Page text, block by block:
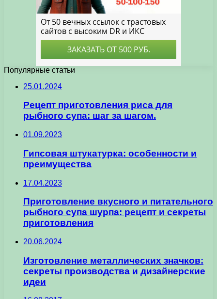
Популярные статьи
25.01.2024
Рецепт приготовления риса для
рыбного супа: шаг за шагом.
01.09.2023
Гипсовая штукатурка: особенности и
преимущества
17.04.2023
Приготовление вкусного и питательного
рыбного супа шурпа: рецепт и секреты
приготовления
20.06.2024
Изготовление металлических значков:
секреты производства и дизайнерские
идеи